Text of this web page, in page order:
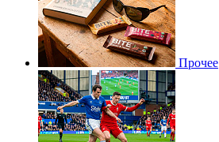
Прочее